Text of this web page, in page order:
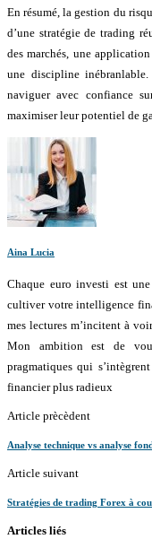
En résumé, la gestion du
d’une stratégie de trading
des marchés, une
une discipline
naviguer avec confiance
maximiser leur potentiel de
Aina Lucia
Chaque euro investi est
cultiver votre intelligence
mes lectures m’incitent à
Mon ambition est de
pragmatiques qui
financier plus radieux
Article prècèdent
Analyse technique vs analyse
Article suivant
Stratégies de trading Forex à
Articles liés